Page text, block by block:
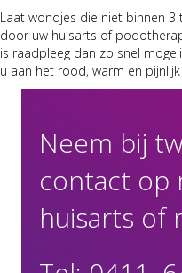
Laat wond­jes die niet bin­nen
door uw huis­arts of
is raad­pleeg dan zo snel
u aan het rood, warm en pijn­lijk
Neem bij
contact op
huisarts of